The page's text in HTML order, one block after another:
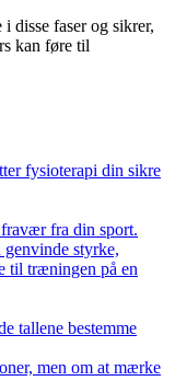
disse faser og sikrer,
kan føre til
fysioterapi din sikre
fra din sport.
genvinde styrke,
til træningen på en
tallene bestemme
men om at mærke